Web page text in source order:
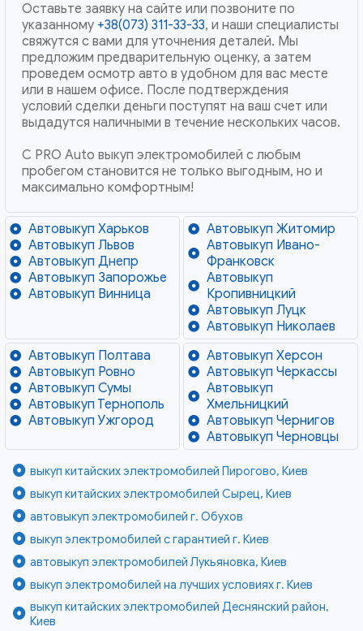
Оставьте заявку на сайте или позвоните по
указанному +38(073) 311-33-33, и наши специалисты
свяжутся с вами для уточнения деталей. Мы
предложим предварительную оценку, а затем
проведем осмотр авто в удобном для вас месте
или в нашем офисе. После подтверждения
условий сделки деньги поступят на ваш счет или
выдадутся наличными в течение нескольких часов.
С PRO Auto выкуп электромобилей с любым
пробегом становится не только выгодным, но и
максимально комфортным!
Автовыкуп Харьков
Автовыкуп Львов
Автовыкуп Днепр
Автовыкуп Запорожье
Автовыкуп Винница
Автовыкуп Житомир
Автовыкуп Ивано-
Франковск
Автовыкуп
Кропивницкий
Автовыкуп Луцк
Автовыкуп Николаев
Автовыкуп Полтава
Автовыкуп Ровно
Автовыкуп Сумы
Автовыкуп Тернополь
Автовыкуп Ужгород
Автовыкуп Херсон
Автовыкуп Черкассы
Автовыкуп
Хмельницкий
Автовыкуп Чернигов
Автовыкуп Черновцы
выкуп китайских электромобилей Пирогово, Киев
выкуп китайских электромобилей Сырец, Киев
автовыкуп электромобилей г. Обухов
выкуп электромобилей с гарантией г. Киев
автовыкуп электромобилей Лукьяновка, Киев
выкуп электромобилей на лучших условиях г. Киев
выкуп китайских электромобилей Деснянский район,
Киев